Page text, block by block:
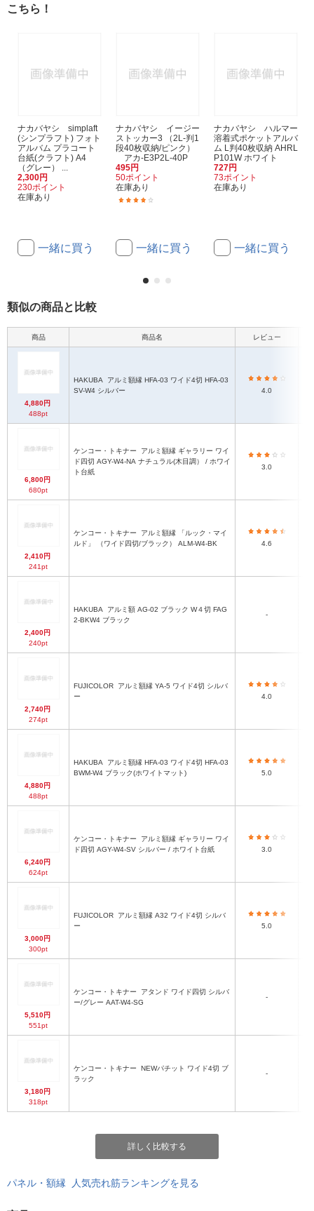
こちら！
ナカバヤシ simplaft
(シンプラフト) フォト
アルバム プラコート
台紙(クラフト) A4
（グレー） ...
2,300円
230ポイント
在庫あり
一緒に買う
ナカバヤシ イージー
ストッカー3 （2L-判1
段40枚収納/ピンク）
アカ-E3P2L-40P
495円
50ポイント
在庫あり
一緒に買う
ナカバヤシ ハルマー
溶着式ポケットアルバ
ム L判40枚収納 AHRL
P101W ホワイト
727円
73ポイント
在庫あり
一緒に買う
類似の商品と比較
商品 商品名 レビュー
4,880円
488pt
HAKUBA
SV-W4 シルバー
4.0
6,800円
680pt
ケンコー・トキナー
ド四切 AGY-W4-NA ナチュラル(木目調） / ホワイ
ト台紙
3.0
2,410円
241pt
ケンコー・トキナー
ルド」 （ワイド四切/ブラック） ALM-W4-BK
4.6
2,400円
240pt
HAKUBA
2-BKW4 ブラック
-
2,740円
274pt
FUJICOLOR
ー
4.0
4,880円
488pt
HAKUBA
BWM-W4 ブラック(ホワイトマット)
5.0
6,240円
624pt
ケンコー・トキナー
ド四切 AGY-W4-SV シルバー / ホワイト台紙
3.0
3,000円
300pt
FUJICOLOR
ー
5.0
5,510円
551pt
ケンコー・トキナー
ー/グレー AAT-W4-SG
-
3,180円
318pt
ケンコー・トキナー
ラック
-
詳しく比較する
パネル・額縁 人気売れ筋ランキングを見る